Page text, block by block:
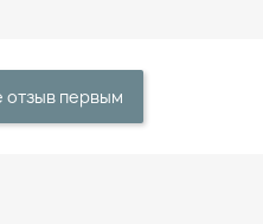
отзыв первым